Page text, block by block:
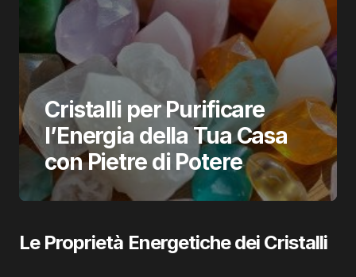
Cristalli per Purificare
l’Energia della Tua Casa
con Pietre di Potere
Le Proprietà Energetiche dei Cristalli